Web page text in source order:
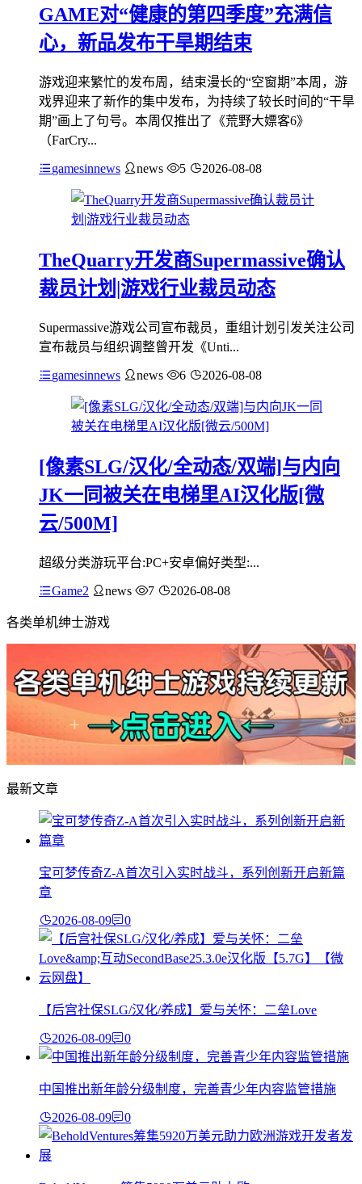
GAME对“健康的第四季度”充满信
心，新品发布干旱期结束
游戏迎来繁忙的发布周，结束漫长的“空窗期”本周，游
戏界迎来了新作的集中发布，为持续了较长时间的“干旱
期”画上了句号。本周仅推出了《荒野大嫖客6》
（FarCry...
gamesinnews news 5 2026-08-08
TheQuarry开发商Supermassive确认
裁员计划|游戏行业裁员动态
Supermassive游戏公司宣布裁员，重组计划引发关注公司
宣布裁员与组织调整曾开发《Unti...
gamesinnews news 6 2026-08-08
[像素SLG/汉化/全动态/双端]与内向
JK一同被关在电梯里AI汉化版[微
云/500M]
超级分类游玩平台:PC+安卓偏好类型:...
Game2 news 7 2026-08-08
各类单机绅士游戏
最新文章
宝可梦传奇Z-A首次引入实时战斗，系列创新开启新篇
章
2026-08-09 0
【后宫社保SLG/汉化/养成】爱与关怀：二垒Love
2026-08-09 0
中国推出新年龄分级制度，完善青少年内容监管措施
2026-08-09 0